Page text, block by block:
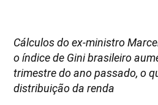
Cálculos do ex-ministro
o índice de Gini brasileiro
trimestre do ano passado, o
distribuição da renda